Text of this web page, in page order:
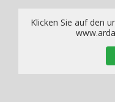
Klicken Sie auf den